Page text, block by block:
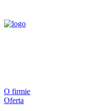
O firmie
Oferta